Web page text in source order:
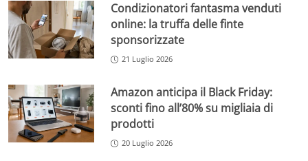
Condizionatori fantasma venduti
online: la truffa delle finte
sponsorizzate
21 Luglio 2026
Amazon anticipa il Black Friday:
sconti fino all’80% su migliaia di
prodotti
20 Luglio 2026